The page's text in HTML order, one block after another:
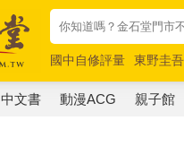
國中自修評量 東野圭吾
唯紅花綻放
奧德賽 路
中文書 動漫ACG 親子館